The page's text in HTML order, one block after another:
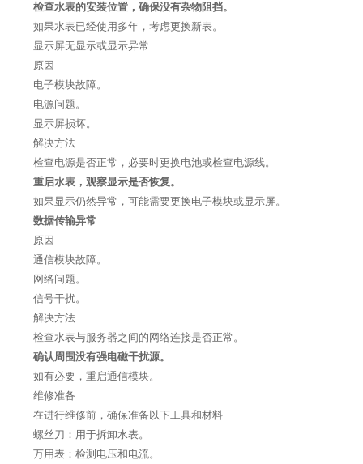
检查水表的安装位置，确保没有杂物阻挡。
如果水表已经使用多年，考虑更换新表。
显示屏无显示或显示异常
原因
电子模块故障。
电源问题。
显示屏损坏。
解决方法
检查电源是否正常，必要时更换电池或检查电源线。
重启水表，观察显示是否恢复。
如果显示仍然异常，可能需要更换电子模块或显示屏。
数据传输异常
原因
通信模块故障。
网络问题。
信号干扰。
解决方法
检查水表与服务器之间的网络连接是否正常。
确认周围没有强电磁干扰源。
如有必要，重启通信模块。
维修准备
在进行维修前，确保准备以下工具和材料
螺丝刀：用于拆卸水表。
万用表：检测电压和电流。